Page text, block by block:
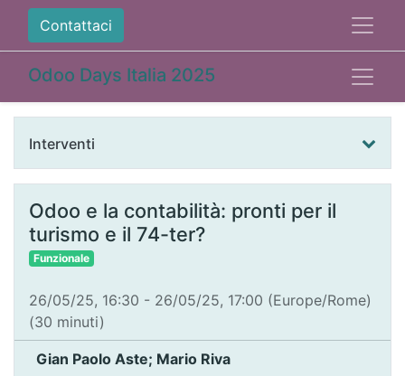
Contattaci
Odoo Days Italia 2025
Interventi
Odoo e la contabilità: pronti per il
turismo e il 74-ter?
Funzionale
26/05/25, 16:30 - 26/05/25, 17:00 (Europe/Rome)
(30 minuti)
Gian Paolo Aste; Mario Riva